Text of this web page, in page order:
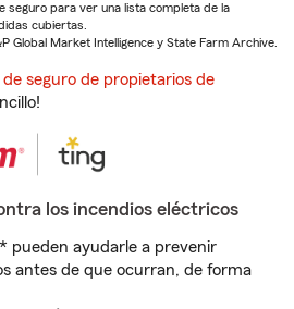
seguro para ver una lista completa de la
cubiertas.
Global Market Intelligence y State Farm Archive.
seguro de propietarios de
los incendios eléctricos
pueden ayudarle a prevenir
antes de que ocurran, de forma